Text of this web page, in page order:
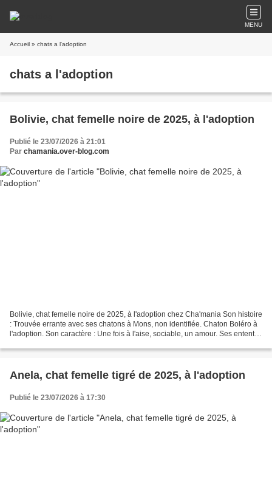
MENU
Accueil » chats a l'adoption
chats a l'adoption
Bolivie, chat femelle noire de 2025, à l'adoption
Publié le 23/07/2026 à 21:01
Par chamania.over-blog.com
Bolivie, chat femelle noire de 2025, à l'adoption chez Cha'mania Son histoire
: Trouvée errante avec ses chatons à Mons, non identifiée. Chaton Boléro à
l'adoption. Son caractère : Une fois à l'aise, sociable, un amour. Ses ententes
Anela, chat femelle tigré de 2025, à l'adoption
Publié le 23/07/2026 à 17:30